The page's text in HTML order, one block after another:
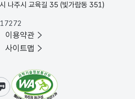
나주시 교육길 35 (빛가람동 351)
이용약관
사이트맵
블로그